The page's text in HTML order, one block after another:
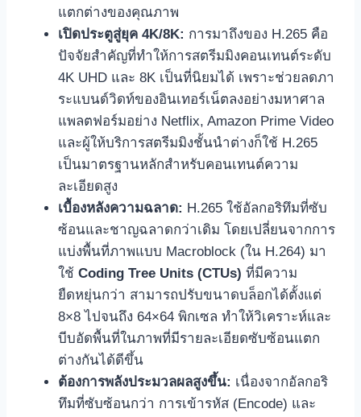
แตกต่างของคุณภาพ
เปิดประตูสู่ยุค 4K/8K: การมาถึงของ H.265 คือ
ปัจจัยสำคัญที่ทำให้การสตรีมมิงคอนเทนต์ระดับ
4K UHD และ 8K เป็นที่นิยมได้ เพราะช่วยลดภา
ระแบนด์วิดท์ของอินเทอร์เน็ตลงอย่างมหาศาล
แพลตฟอร์มอย่าง Netflix, Amazon Prime Video
และผู้ให้บริการสตรีมมิงชั้นนำต่างก็ใช้ H.265
เป็นมาตรฐานหลักสำหรับคอนเทนต์ความ
ละเอียดสูง
เบื้องหลังความฉลาด: H.265 ใช้อัลกอริทึมที่ซับ
ซ้อนและชาญฉลาดกว่าเดิม โดยเปลี่ยนจากการ
แบ่งพื้นที่ภาพแบบ Macroblock (ใน H.264) มา
ใช้ Coding Tree Units (CTUs) ที่มีความ
ยืดหยุ่นกว่า สามารถปรับขนาดบล็อกได้ตั้งแต่
8×8 ไปจนถึง 64×64 พิกเซล ทำให้วิเคราะห์และ
บีบอัดพื้นที่ในภาพที่มีรายละเอียดซับซ้อนแตก
ต่างกันได้ดีขึ้น
ต้องการพลังประมวลผลสูงขึ้น: เนื่องจากอัลกอริ
ทึมที่ซับซ้อนกว่า การเข้ารหัส (Encode) และ